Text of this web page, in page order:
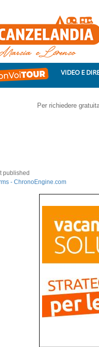
VIDEO E
Per richiedere
published
- ChronoEngine.com